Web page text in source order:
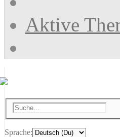
Aktive
Sprache: